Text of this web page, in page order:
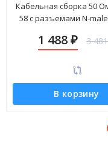
Кабельная сборка 50
58 с разъемами N-male
1 488 ₽ 3
В корзину